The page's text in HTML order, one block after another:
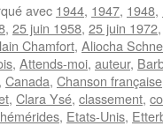
avec 1944, 1947, 1948,
, 25 juin 1958, 25 juin 1972
Chamfort, Aliocha
, Attends-moi, auteur,
, Canada, Chanson française
, Clara Ysé, classement,
, Etats-Unis,